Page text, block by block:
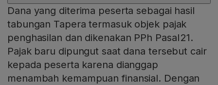
Dana yang diterima peserta sebagai hasil
tabungan Tapera termasuk objek pajak
penghasilan dan dikenakan PPh Pasal 21.
Pajak baru dipungut saat dana tersebut cair
kepada peserta karena dianggap
menambah kemampuan finansial. Dengan